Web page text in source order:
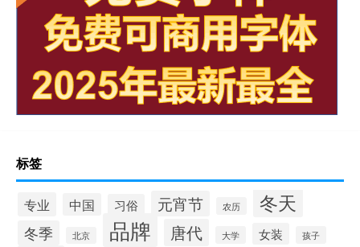
标签
专业 中国 习俗 元宵节 农历 冬天
冬季 北京 品牌 唐代 大学 女装 孩子